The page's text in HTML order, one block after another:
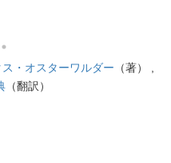
・オスターワルダー （著） ,
（翻訳）